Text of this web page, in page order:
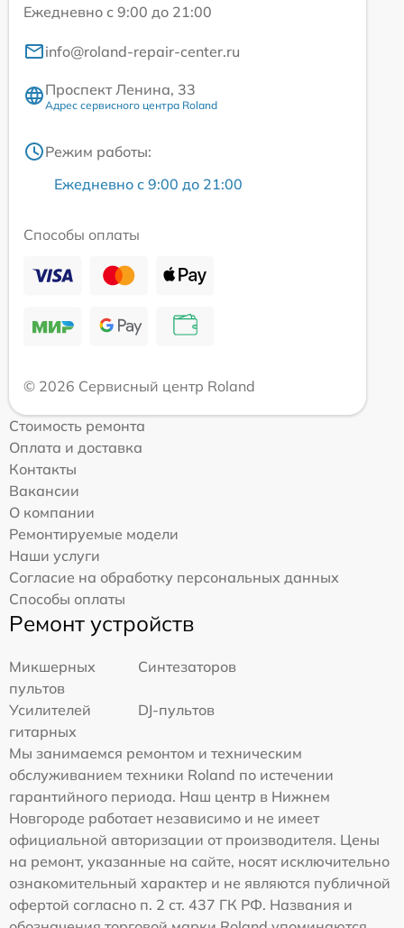
Ежедневно с 9:00 до 21:00
info@roland-repair-center.ru
Проспект Ленина, 33
Адрес сервисного центра Roland
Режим работы:
Ежедневно с 9:00 до 21:00
Способы оплаты
© 2026 Сервисный центр Roland
Стоимость ремонта
Оплата и доставка
Контакты
Вакансии
О компании
Ремонтируемые модели
Наши услуги
Согласие на обработку персональных данных
Способы оплаты
Ремонт устройств
Микшерных
пультов
Синтезаторов
Усилителей
гитарных
DJ-пультов
Мы занимаемся ремонтом и техническим
обслуживанием техники Roland по истечении
гарантийного периода. Наш центр в Нижнем
Новгороде работает независимо и не имеет
официальной авторизации от производителя. Цены
на ремонт, указанные на сайте, носят исключительно
ознакомительный характер и не являются публичной
офертой согласно п. 2 ст. 437 ГК РФ. Названия и